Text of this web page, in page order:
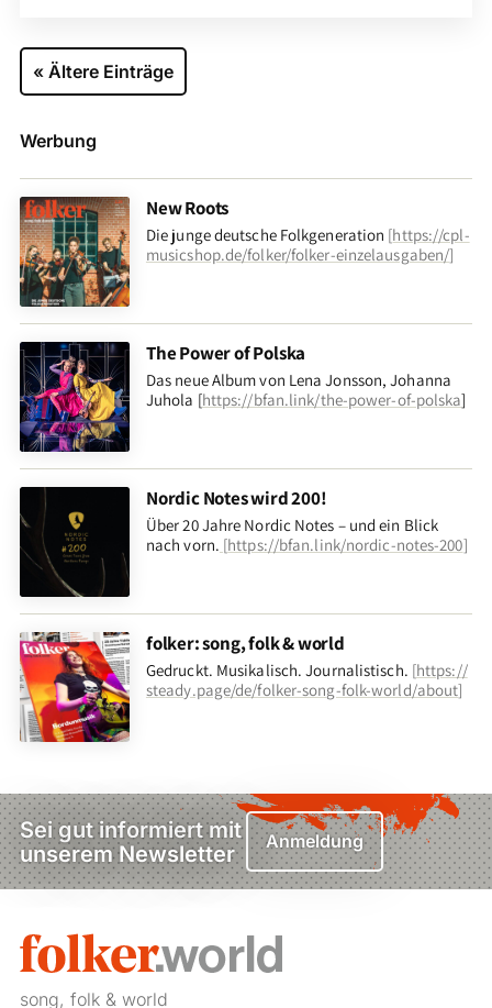
« Ältere Einträge
Werbung
New Roots
Die junge deutsche Folkgeneration [https://cpl-
musicshop.de/folker/folker-einzelausgaben/]
The Power of Polska
Das neue Album von Lena Jonsson, Johanna
Juhola [https://bfan.link/the-power-of-polska]
Nordic Notes wird 200!
Über 20 Jahre Nordic Notes – und ein Blick
nach vorn. [https://bfan.link/nordic-notes-200]
folker: song, folk & world
Gedruckt. Musikalisch. Journalistisch. [https://
steady.page/de/folker-song-folk-world/about]
Sei gut informiert mit
unserem Newsletter
Anmeldung
song, folk & world